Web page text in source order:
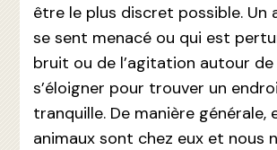
être le plus discret possible. Un
se sent menacé ou qui est
bruit ou de l’agitation autour
s’éloigner pour trouver un
tranquille. De manière générale,
animaux sont chez eux et nous